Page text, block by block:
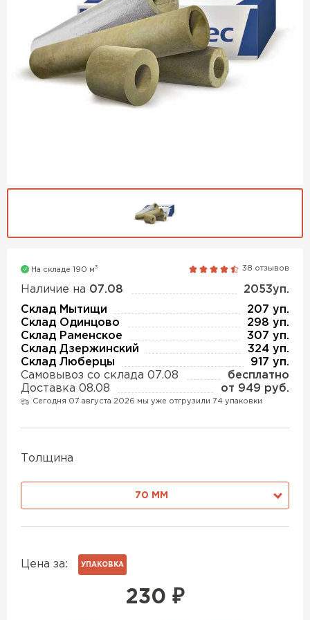
На складе 190 м3 38 отзывов
Наличие на 07.08
2053уп.
Склад Мытищи
207 уп.
Склад Одинцово
298 уп.
Склад Раменское
307 уп.
Склад Дзержинский
324 уп.
Склад Люберцы
917 уп.
Самовывоз со склада 07.08
бесплатно
Доставка 08.08
от 949 руб.
Сегодня 07 августа 2026 мы уже отгрузили 74 упаковки
Толщина
70 ММ
Цена за: УПАКОВКА
230 ₽
Утеплитель MasterPLEX
ПЕРЕЙТИ
Утеплитель Дирок
Утеплитель Тизол
Утеплитель Изотек
ПЕРЕЙТИ
Утеплитель Ruspanel
ПЕРЕЙТИ
Утеплитель Isover
Утеплитель Урса
Утеплитель Isoroc
Утеплитель Paroc
Утеплитель Изомин
Утеплитель Юматекс
Утеплитель Теплекс
Утеплитель Дирок
Утеплитель Тизол